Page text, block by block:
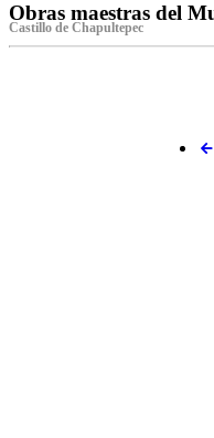
Obras maestras del
Castillo de Chapultepec